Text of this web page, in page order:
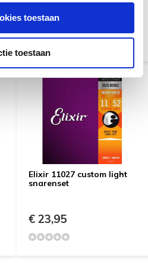
toestaan
toestaan
€ 18,95
Elixir 11027 custom light
snarenset
€ 23,95